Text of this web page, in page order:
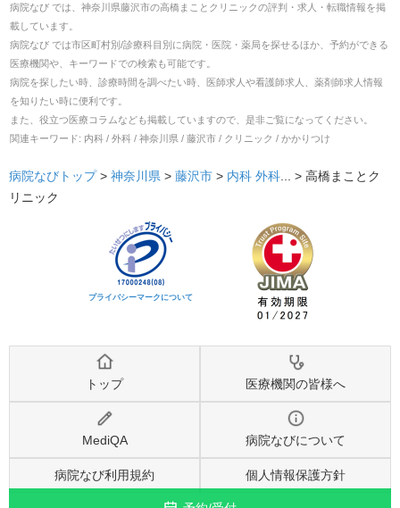
病院なび では、 神奈川県藤沢市の高橋まことクリニックの評判・求人・転職情報を掲
載しています。
病院なび では市区町村別/診療科目別に病院・医院・薬局を探せるほか、予約ができる
医療機関や、キーワードでの検索も可能です。
病院を探したい時、診療時間を調べたい時、医師求人や看護師求人、薬剤師求人情報
を知りたい時に便利です。
また、役立つ医療コラムなども掲載していますので、是非ご覧になってください。
関連キーワード: 内科 / 外科 / 神奈川県 / 藤沢市 / クリニック / かかりつけ
病院なびトップ > 神奈川県 > 藤沢市 > 内科 外科... > 高橋まことク
リニック
プライバシーマークについて
トップ 医療機関の皆様へ
MediQA 病院なびについて
病院なび利用規約 個人情報保護方針